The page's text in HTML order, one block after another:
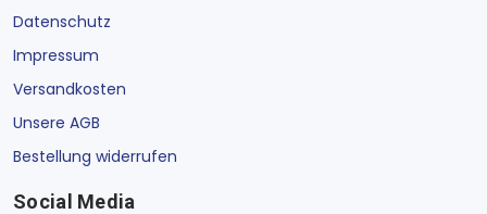
Datenschutz
Impressum
Versandkosten
Unsere AGB
Bestellung widerrufen
Social Media